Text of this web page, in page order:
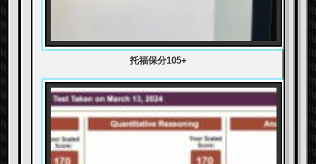
托福保分105+